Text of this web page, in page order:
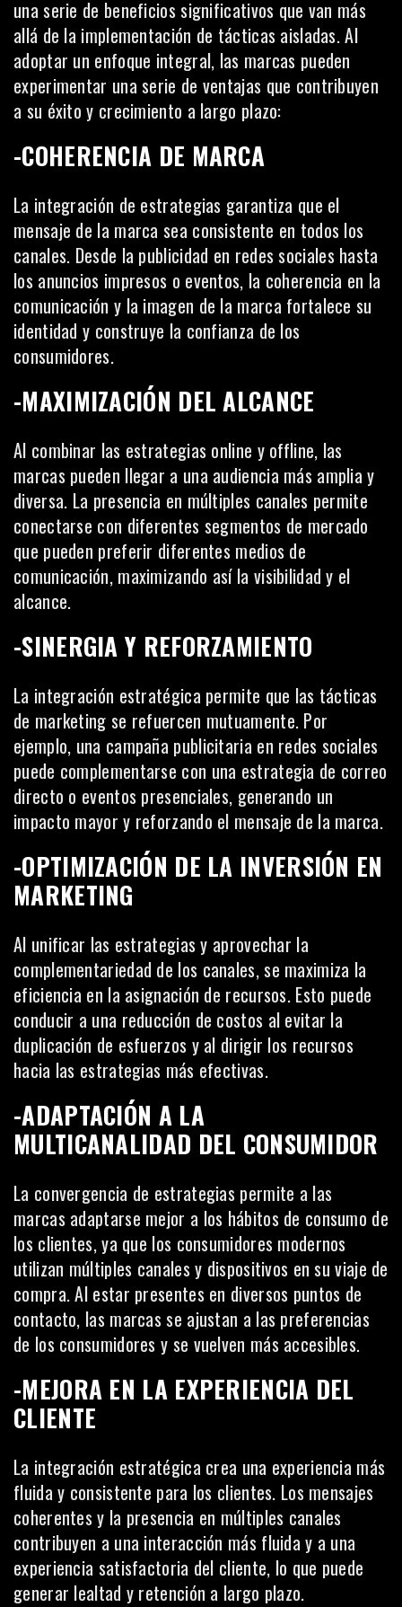
una serie de beneficios significativos que van más
allá de la implementación de tácticas aisladas. Al
adoptar un enfoque integral, las marcas pueden
experimentar una serie de ventajas que contribuyen
a su éxito y crecimiento a largo plazo:
-COHERENCIA DE MARCA
La integración de estrategias garantiza que el
mensaje de la marca sea consistente en todos los
canales. Desde la publicidad en redes sociales hasta
los anuncios impresos o eventos, la coherencia en la
comunicación y la imagen de la marca fortalece su
identidad y construye la confianza de los
consumidores.
-MAXIMIZACIÓN DEL ALCANCE
Al combinar las estrategias online y offline, las
marcas pueden llegar a una audiencia más amplia y
diversa. La presencia en múltiples canales permite
conectarse con diferentes segmentos de mercado
que pueden preferir diferentes medios de
comunicación, maximizando así la visibilidad y el
alcance.
-SINERGIA Y REFORZAMIENTO
La integración estratégica permite que las tácticas
de marketing se refuercen mutuamente. Por
ejemplo, una campaña publicitaria en redes sociales
puede complementarse con una estrategia de correo
directo o eventos presenciales, generando un
impacto mayor y reforzando el mensaje de la marca.
-OPTIMIZACIÓN DE LA INVERSIÓN EN
MARKETING
Al unificar las estrategias y aprovechar la
complementariedad de los canales, se maximiza la
eficiencia en la asignación de recursos. Esto puede
conducir a una reducción de costos al evitar la
duplicación de esfuerzos y al dirigir los recursos
hacia las estrategias más efectivas.
-ADAPTACIÓN A LA
MULTICANALIDAD DEL CONSUMIDOR
La convergencia de estrategias permite a las
marcas adaptarse mejor a los hábitos de consumo de
los clientes, ya que los consumidores modernos
utilizan múltiples canales y dispositivos en su viaje de
compra. Al estar presentes en diversos puntos de
contacto, las marcas se ajustan a las preferencias
de los consumidores y se vuelven más accesibles.
-MEJORA EN LA EXPERIENCIA DEL
CLIENTE
La integración estratégica crea una experiencia más
fluida y consistente para los clientes. Los mensajes
coherentes y la presencia en múltiples canales
contribuyen a una interacción más fluida y a una
experiencia satisfactoria del cliente, lo que puede
generar lealtad y retención a largo plazo.